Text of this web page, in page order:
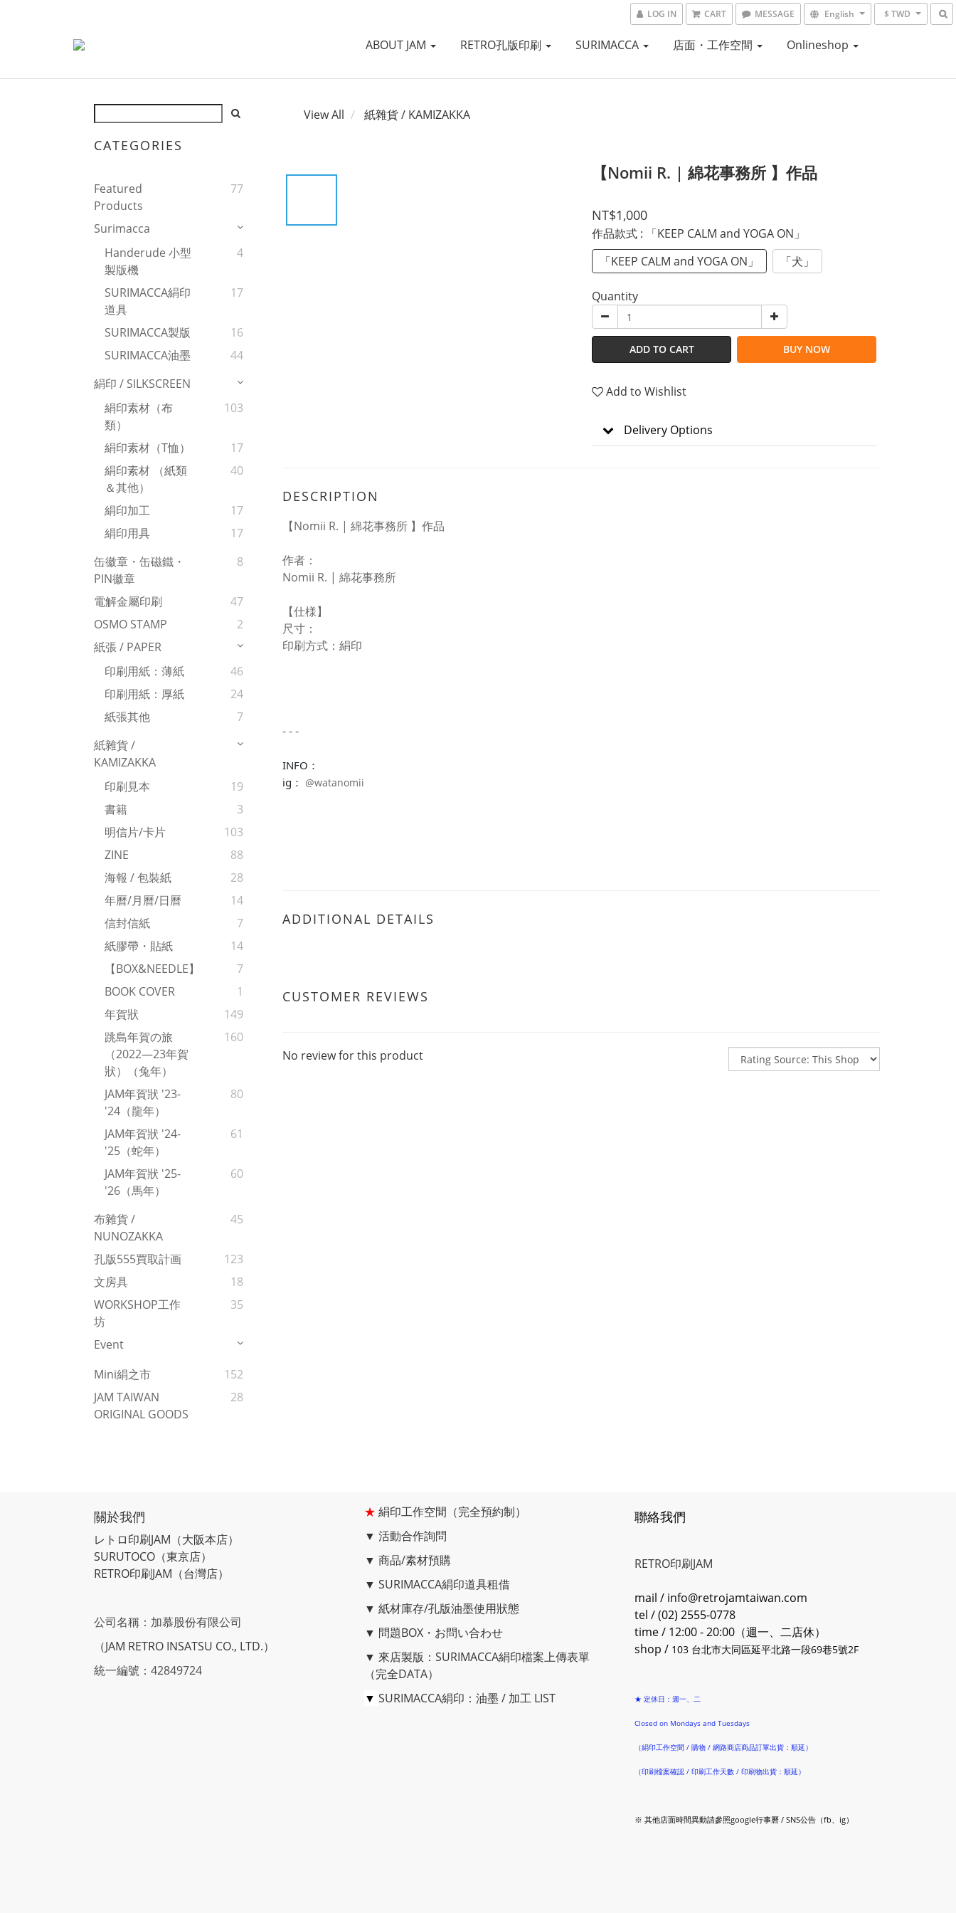
LOG IN CART MESSAGE English $ TWD
ABOUT JAM RETRO孔版印刷 SURIMACCA 店面・工作空間 Onlineshop
CATEGORIES
Featured
Products
77
Surimacca
Handerude 小型
製版機
4
SURIMACCA絹印
道具
17
SURIMACCA製版
16
SURIMACCA油墨
44
絹印 / SILKSCREEN
絹印素材（布
類）
103
絹印素材（T恤）
17
絹印素材 （紙類
＆其他）
40
絹印加工
17
絹印用具
17
缶徽章・缶磁鐵・
PIN徽章
8
電解金屬印刷
47
OSMO STAMP
2
紙張 / PAPER
印刷用紙：薄紙
46
印刷用紙：厚紙
24
紙張其他
7
紙雜貨 /
KAMIZAKKA
印刷見本
19
書籍
3
明信片/卡片
103
ZINE
88
海報 / 包裝紙
28
年曆/月曆/日曆
14
信封信紙
7
紙膠帶・貼紙
14
【BOX&NEEDLE】
7
BOOK COVER
1
年賀狀
149
跳島年賀の旅
（2022—23年賀
狀）（兔年）
160
JAM年賀狀 '23-
'24（龍年）
80
JAM年賀狀 '24-
'25（蛇年）
61
JAM年賀狀 '25-
'26（馬年）
60
布雜貨 /
NUNOZAKKA
45
孔版555買取計画
123
文房具
18
WORKSHOP工作
坊
35
Event
Mini絹之市
152
JAM TAIWAN
ORIGINAL GOODS
28
View All 紙雜貨 / KAMIZAKKA
【Nomii R. | 綿花事務所 】作品
NT$1,000
作品款式 : 「KEEP CALM and YOGA ON」
「KEEP CALM and YOGA ON」
「犬」
Quantity
ADD TO CART BUY NOW
Add to Wishlist
Delivery Options
DESCRIPTION
【Nomii R. | 綿花事務所 】作品
作者：
Nomii R. | 綿花事務所
【仕様】
尺寸：
印刷方式：絹印
- - -
INFO：
ig： @watanomii
ADDITIONAL DETAILS
CUSTOMER REVIEWS
No review for this product
關於我們
レトロ印刷JAM （大阪本店）
SURUTOCO （東京店）
RETRO印刷JAM （台灣店）
公司名稱：加慕股份有限公司
（JAM RETRO INSATSU CO., LTD.）
統一編號：42849724
★ 絹印工作空間（完全預約制）
▼ 活動合作詢問
▼ 商品/素材預購
▼ SURIMACCA絹印道具租借
▼ 紙材庫存/孔版油墨使用狀態
▼ 問題BOX・お問い合わせ
▼ 來店製版：SURIMACCA絹印檔案上傳表單
（完全DATA）
▼ SURIMACCA絹印：油墨 / 加工 LIST
聯絡我們
RETRO印刷JAM
mail / info@retrojamtaiwan.com
tel / (02) 2555-0778
time / 12:00 - 20:00（週一、二店休）
shop / 103 台北市大同區延平北路一段69巷5號2F
★ 定休日：週一、二
Closed on Mondays and Tuesdays
（絹印工作空間 / 購物 / 網路商店商品訂單出貨：順延）
（印刷檔案確認 / 印刷工作天數 / 印刷物出貨：順延）
※ 其他店面時間異動請參照google行事曆 / SNS公告（fb、ig）